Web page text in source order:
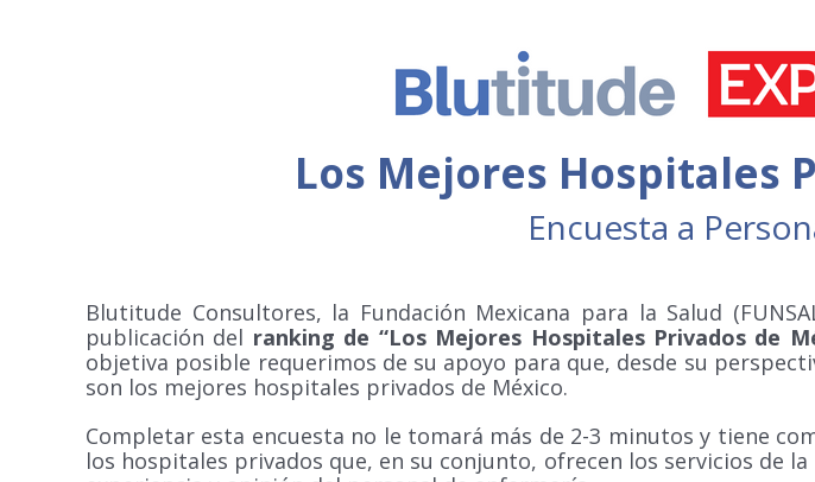
Los Mejores Hospitales
Encuesta a
Blutitude Consultores, la Fundación Mexicana para la Salud
publicación del ranking de “Los Mejores Hospitales Privados de
objetiva posible requerimos de su apoyo para que, desde su
son los mejores hospitales privados de México.
Completar esta encuesta no le tomará más de 2-3 minutos y tiene
los hospitales privados que, en su conjunto, ofrecen los servicios de